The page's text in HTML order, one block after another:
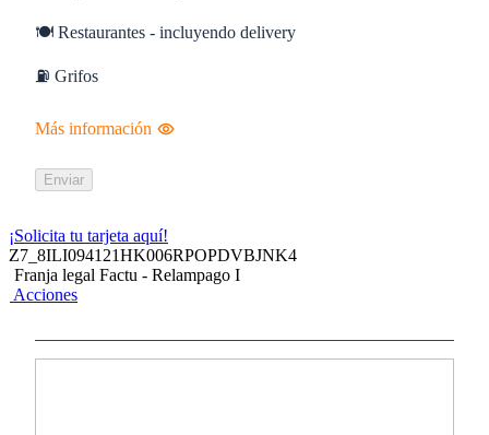
🍽️ Restaurantes - incluyendo delivery
⛽ Grifos
Más información
Enviar
¡Solicita tu tarjeta aquí!
Z7_8ILI094121HK006RPOPDVBJNK4
Franja legal Factu - Relampago I
Acciones